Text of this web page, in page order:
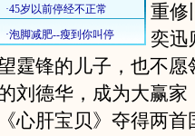
重修
奕迅
霆锋的儿子，也不愿
刘德华，成为大赢家
心肝宝贝》夺得两首